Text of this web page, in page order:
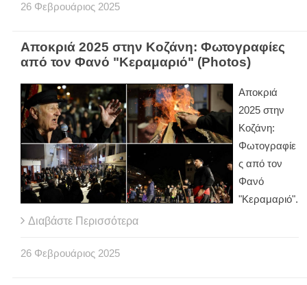
26 Φεβρουάριος 2025
Αποκριά 2025 στην Κοζάνη: Φωτογραφίες
από τον Φανό "Κεραμαριό" (Photos)
Αποκριά
2025 στην
Κοζάνη:
Φωτογραφίε
ς από τον
Φανό
"Κεραμαριό".
Διαβάστε Περισσότερα
26 Φεβρουάριος 2025